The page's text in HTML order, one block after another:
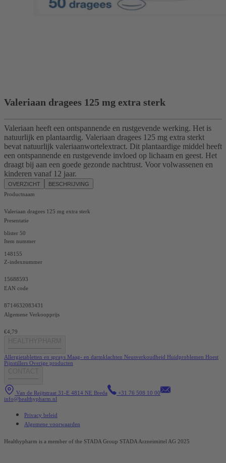
Valeriaan dragees 125 mg extra sterk
Valeriaan heeft een ontspannende en rustgevende werking. Het is
natuurlijk en plantaardig. Valeriaan dragees 125 mg extra sterkt
bevat natuurlijk valeriaanwortelextract. Dit plantaardige middel heeft
een ontspannende en rustgevende invloed op lichaam en geest. Het
draagt bij aan een goede gezonde nachtrust. Voor volwassenen en
kinderen vanaf 12 jaar.
OVERZICHT
BESCHRIJVING
Productnaam
Valeriaan dragees 125 mg extra sterk
Presentatie
blister 50
Item nummer
148155
Z-indexnummer
15688593
EAN code
8714632083431
Algemene Verkoopprijs
€4,79
Allergietabletten en sprays Maag- en darmklachten Neusverkoudheid Huidproblemen Hoest
Pijnstillers Overige producten
Van de Reijtstraat 31-E 4814 NE Breda
+31 76 508 10 00
info@healthypharm.nl
Privacy beleid
Algemene voorwaarden
Healthypharm is a member of the STADA Group STADA Arzneimittel AG 2025